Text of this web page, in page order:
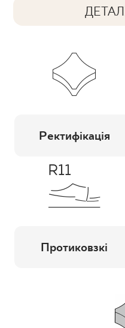
Ректифікація
Протиковзкі